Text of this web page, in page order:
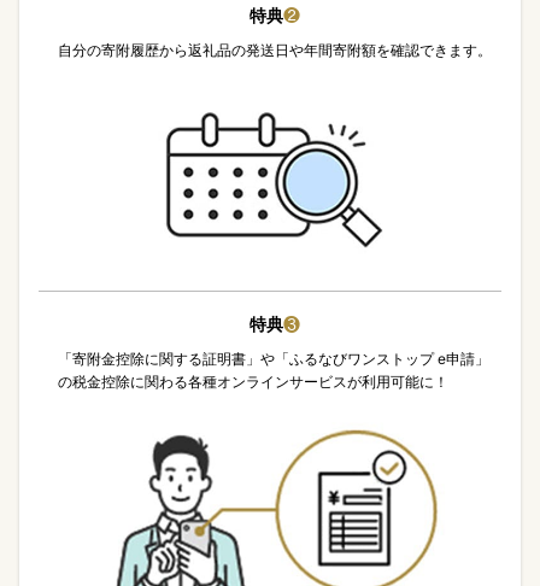
特典❷
自分の寄附履歴から返礼品の発送日や年間寄附額を確認できます。
特典❸
「寄附金控除に関する証明書」や「ふるなびワンストップ e申請」
の税金控除に関わる各種オンラインサービスが利用可能に！